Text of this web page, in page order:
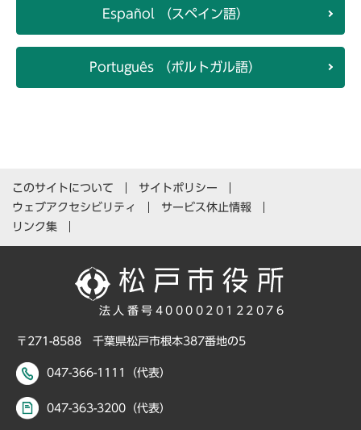
Español （スペイン語）
Português （ポルトガル語）
このサイトについて
サイトポリシー
ウェブアクセシビリティ
サービス休止情報
リンク集
法人番号4000020122076
〒271-8588 千葉県松戸市根本387番地の5
047-366-1111（代表）
047-363-3200（代表）